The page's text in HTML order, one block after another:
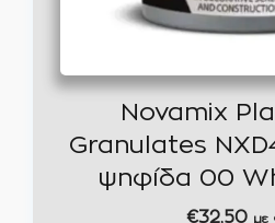
Novamix
Granulates
ψηφίδα 00
€32,50 με